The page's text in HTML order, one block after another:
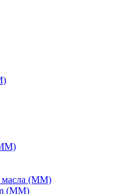
масла (ММ)
(ММ)